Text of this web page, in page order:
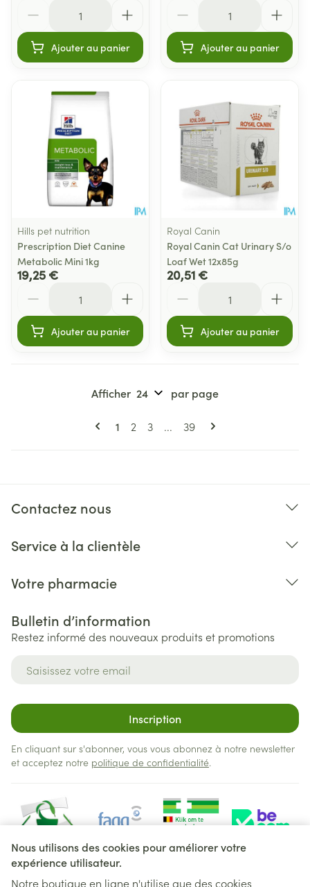
Nous utilisons des cookies pour améliorer votre
expérience utilisateur.
Notre boutique en ligne n'utilise que des cookies
Ajouter au panier Ajouter au panier
Hills pet nutrition
Prescription Diet Canine
Metabolic Mini 1kg
19,25 €
Ajouter au panier
Royal Canin
Royal Canin Cat Urinary S/o
Loaf Wet 12x85g
20,51 €
Ajouter au panier
Pages
Vous lisez actuellement la page
1 Page
2 Page
3 ... Page
39
Afficher par page
Contactez nous
Service à la clientèle
Votre pharmacie
Bulletin d’information
Restez informé des nouveaux produits et promotions
Inscription
En cliquant sur s'abonner, vous vous abonnez à notre newsletter
et acceptez notre politique de confidentialité.